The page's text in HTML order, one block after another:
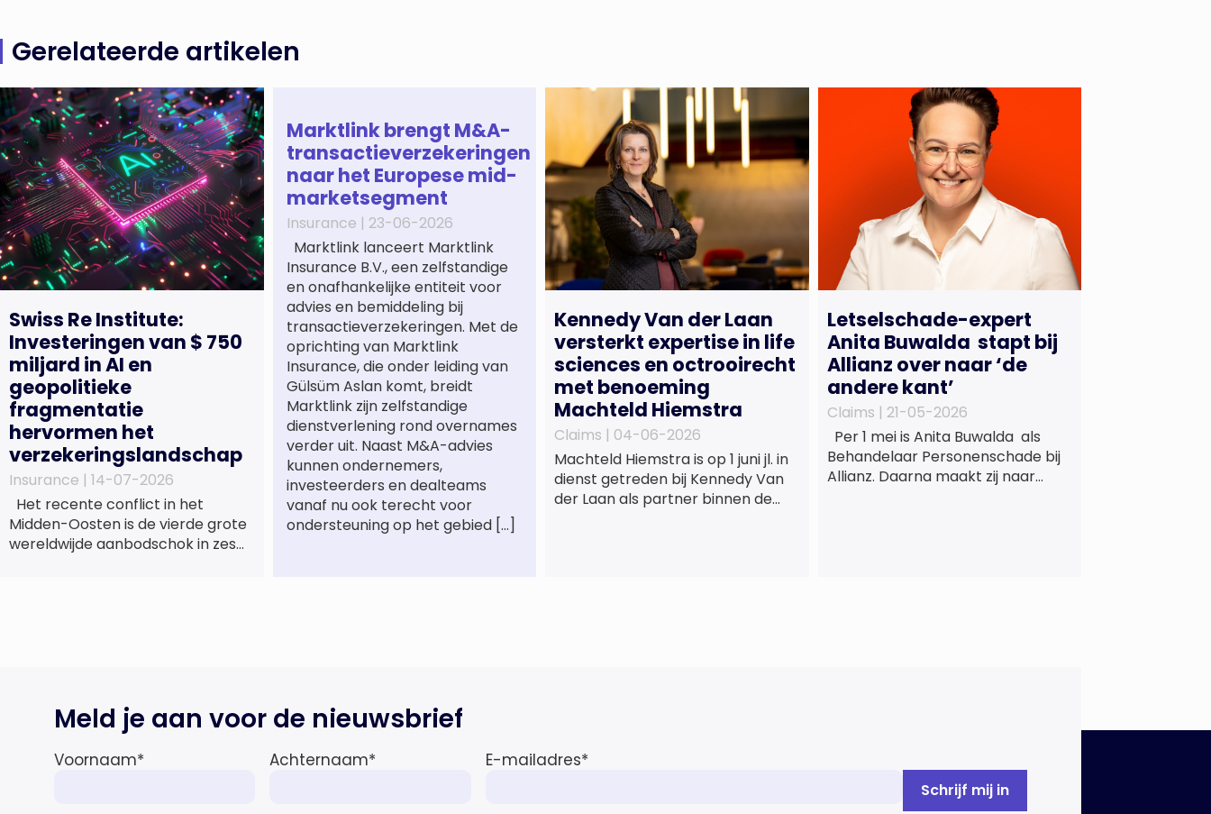
Gerelateerde artikelen
Swiss Re Institute:
Investeringen van $ 750
miljard in AI en
geopolitieke
fragmentatie
hervormen het
verzekeringslandschap
Insurance | 14-07-2026
Het recente conflict in het
Midden-Oosten is de vierde grote
wereldwijde aanbodschok in zes
de totale premie-inkomsten
wereldwijd naar verwachting
Marktlink brengt M&A-
transactieverzekeringen
naar het Europese mid-
marketsegment
Insurance | 23-06-2026
Marktlink lanceert Marktlink
Insurance B.V., een zelfstandige
en onafhankelijke entiteit voor
advies en bemiddeling bij
transactieverzekeringen. Met de
oprichting van Marktlink
Insurance, die onder leiding van
Gülsüm Aslan komt, breidt
Marktlink zijn zelfstandige
dienstverlening rond overnames
verder uit. Naast M&A-advies
kunnen ondernemers,
investeerders en dealteams
vanaf nu ook terecht voor
ondersteuning op het gebied […]
Kennedy Van der Laan
versterkt expertise in life
sciences en octrooirecht
met benoeming
Machteld Hiemstra
Claims | 04-06-2026
Machteld Hiemstra is op 1 juni jl. in
dienst getreden bij Kennedy Van
der Laan als partner binnen de
Letselschade-expert
Anita Buwalda stapt bij
Allianz over naar ‘de
andere kant’
Claims | 21-05-2026
Per 1 mei is Anita Buwalda als
Behandelaar Personenschade bij
Allianz. Daarna maakt zij naar
Meld je aan voor de nieuwsbrief
Voornaam* Achternaam* E-mailadres*